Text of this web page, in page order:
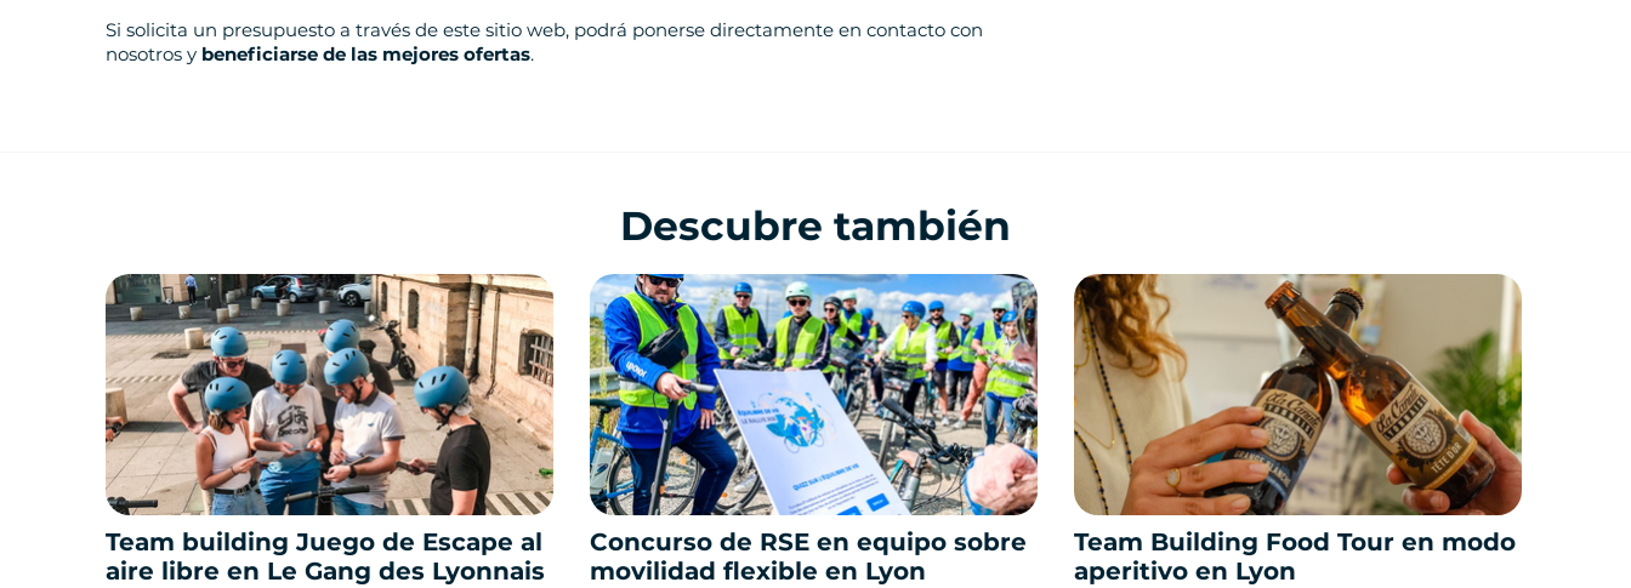
Si solicita un presupuesto a través de este sitio web, podrá ponerse directamente en contacto con
nosotros y beneficiarse de las mejores ofertas.
Descubre también
Team building Juego de Escape al
aire libre en Le Gang des Lyonnais
Concurso de RSE en equipo sobre
movilidad flexible en Lyon
Team Building Food Tour en modo
aperitivo en Lyon